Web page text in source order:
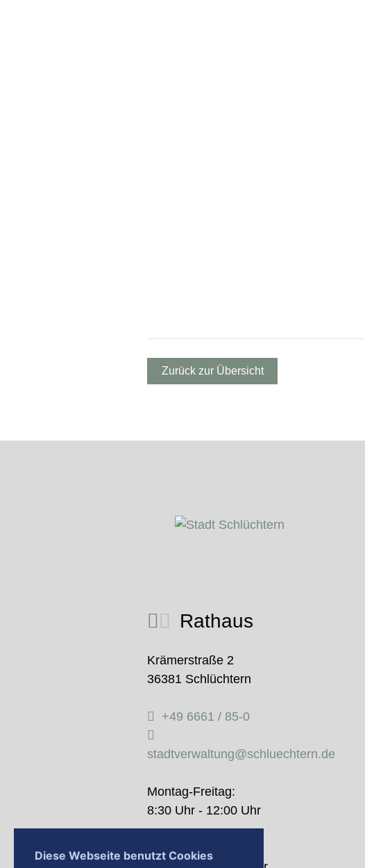
Zurück zur Übersicht
Rathaus
Krämerstraße 2
36381 Schlüchtern
+49 6661 / 85-0
stadtverwaltung@schluechtern.de
Montag-Freitag:
8:30 Uhr - 12:00 Uhr
Donnerstag:
Diese Webseite benutzt Cookies